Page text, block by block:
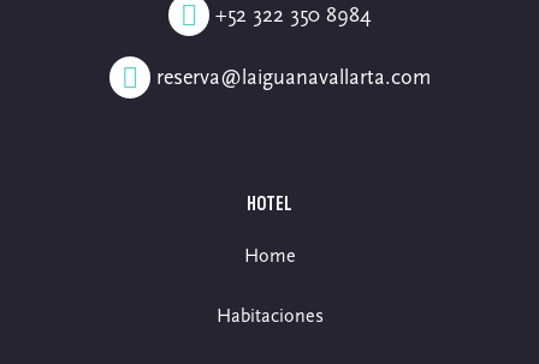
+52 322 350 8984
reserva@laiguanavallarta.com
HOTEL
Home
Habitaciones